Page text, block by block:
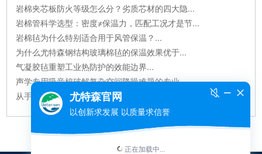
岩棉夹芯板防火等级怎么分？劣质芯材的四大隐...
岩棉管科学选型：密度≠保温力，匹配工况才是节...
岩棉毡为什么特别适合用于风管保温？...
为什么尤特森钢结构玻璃棉毡的保温效果优于...
气凝胶毡重塑工业热防护的效能边界...
声学专用吸音棉破解复杂空间降噪难题的专业...
从手机电池到航天飞机：碳气凝胶正在悄悄改变...